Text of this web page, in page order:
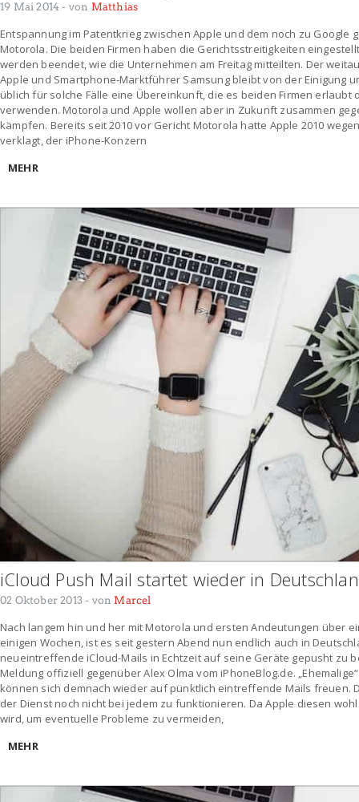
19 Mai 2014 - von Matthias
Entspannung im Patentkrieg zwischen Apple und dem noch zu Google
Motorola. Die beiden Firmen haben die Gerichtsstreitigkeiten
werden beendet, wie die Unternehmen am Freitag mitteilten. Der
Apple und Smartphone-Marktführer Samsung bleibt von der Einigung
üblich für solche Fälle eine Übereinkunft, die es beiden Firmen erlaubt
verwenden. Motorola und Apple wollen aber in Zukunft zusammen
kämpfen. Bereits seit 2010 vor Gericht Motorola hatte Apple 2010
verklagt, der iPhone-Konzern
MEHR
iCloud Push Mail startet wieder in
02 Oktober 2013 - von Marcel
Nach langem hin und her mit Motorola und ersten Andeutungen über
einigen Wochen, ist es seit gestern Abend nun endlich auch in
neueintreffende iCloud-Mails in Echtzeit auf seine Geräte gepusht zu
Meldung offiziell gegenüber Alex Olma vom iPhoneBlog.de.
können sich demnach wieder auf pünktlich eintreffende Mails freuen.
der Dienst noch nicht bei jedem zu funktionieren. Da Apple diesen
wird, um eventuelle Probleme zu vermeiden,
MEHR